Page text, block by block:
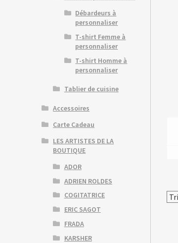
Débardeurs à
personnaliser
T-shirt Femme à
personnaliser
T-shirt Homme à
personnaliser
Tablier de cuisine
Accessoires
Carte Cadeau
LES ARTISTES DE LA
BOUTIQUE
ADOR
ADRIEN ROLDES
COGITATRICE
ERIC SAGOT
FRADA
KARSHER